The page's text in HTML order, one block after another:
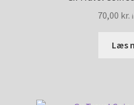
70,00 kr.
Læs